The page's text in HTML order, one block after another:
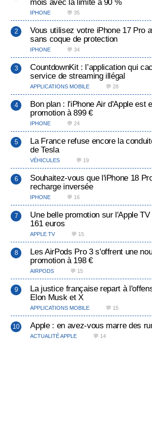
mois avec la limite à 90 %
IPHONE 💬 35
Vous utilisez votre iPhone 17 Pro
sans coque de protection
IPHONE 💬 34
CountdownKit : l’application qui
service de streaming illégal
APPLICATIONS MOBILE 💬 28
Bon plan : l'iPhone Air d'Apple est
promotion à 899 €
IPHONE 💬 24
La France refuse encore la
de Tesla
VÉHICULES 💬 19
Souhaitez-vous que l'iPhone 18
recharge inversée
IPHONE 💬 16
Une belle promotion sur l'Apple
161 euros
APPLE TV 💬 15
Les AirPods Pro 3 s'offrent une
promotion à 198 €
AIRPODS 💬 15
La justice française repart à
Elon Musk et X
APPLICATIONS MOBILE 💬 15
Apple : en avez-vous marre des
ACTUALITÉ APPLE 💬 14